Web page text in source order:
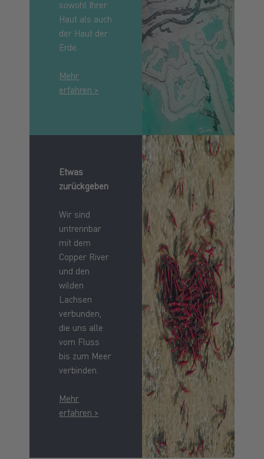
sowohl Ihrer
Haut als auch
der Haut der
Erde.
Mehr
erfahren >
Etwas
zurückgeben
Wir sind
untrennbar
mit dem
Copper River
und den
wilden
Lachsen
verbunden,
die uns alle
vom Fluss
bis zum Meer
verbinden.
Mehr
erfahren >